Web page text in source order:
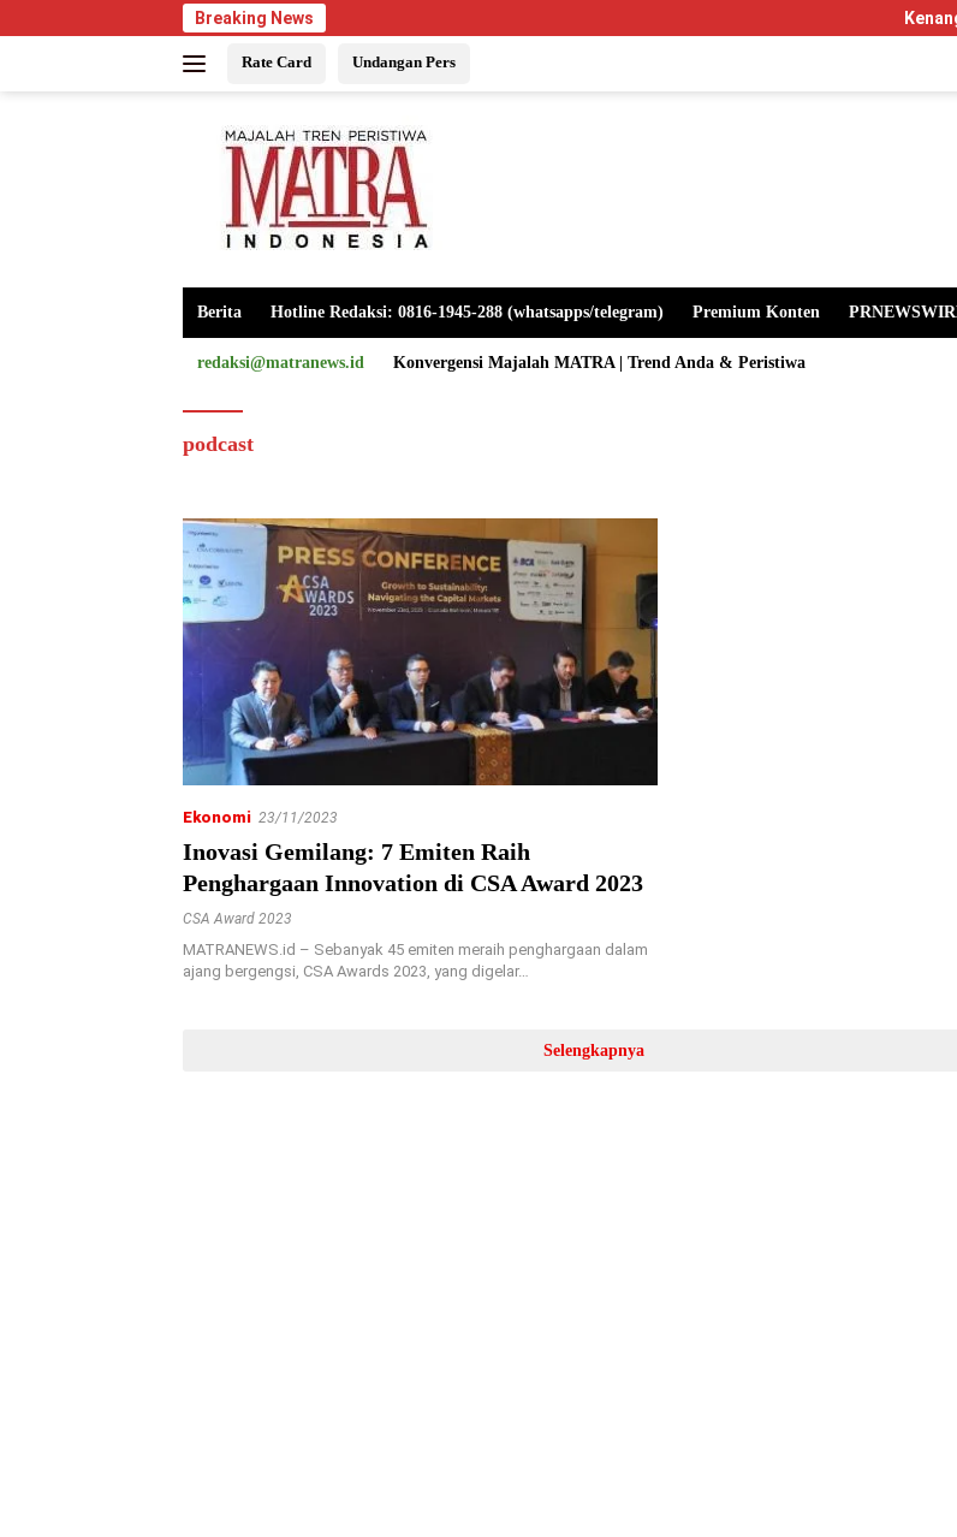
ke
Breaking News Kenangan Lama di
Rate Card Undangan Pers
Berita Hotline Redaksi: 0816-1945-288 (whatsapps/telegram) Premium Konten
redaksi@matranews.id Konvergensi Majalah MATRA | Trend Anda & Peristiwa
podcast
Ekonomi 23/11/2023
Inovasi Gemilang: 7 Emiten Raih
Penghargaan Innovation di CSA Award 2023
CSA Award 2023
MATRANEWS.id – Sebanyak 45 emiten meraih penghargaan dalam
ajang bergengsi, CSA Awards 2023, yang digelar…
Selengkapnya